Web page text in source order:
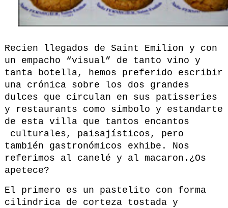
Recien llegados de Saint Emilion y con
un empacho “visual” de tanto vino y
tanta botella, hemos preferido escribir
una crónica sobre los dos grandes
dulces que circulan en sus patisseries
y restaurants como símbolo y estandarte
de esta villa que tantos encantos
culturales, paisajísticos, pero
también gastronómicos exhibe. Nos
referimos al canelé y al macaron.¿Os
apetece?
El primero es un pastelito con forma
cilíndrica de corteza tostada y